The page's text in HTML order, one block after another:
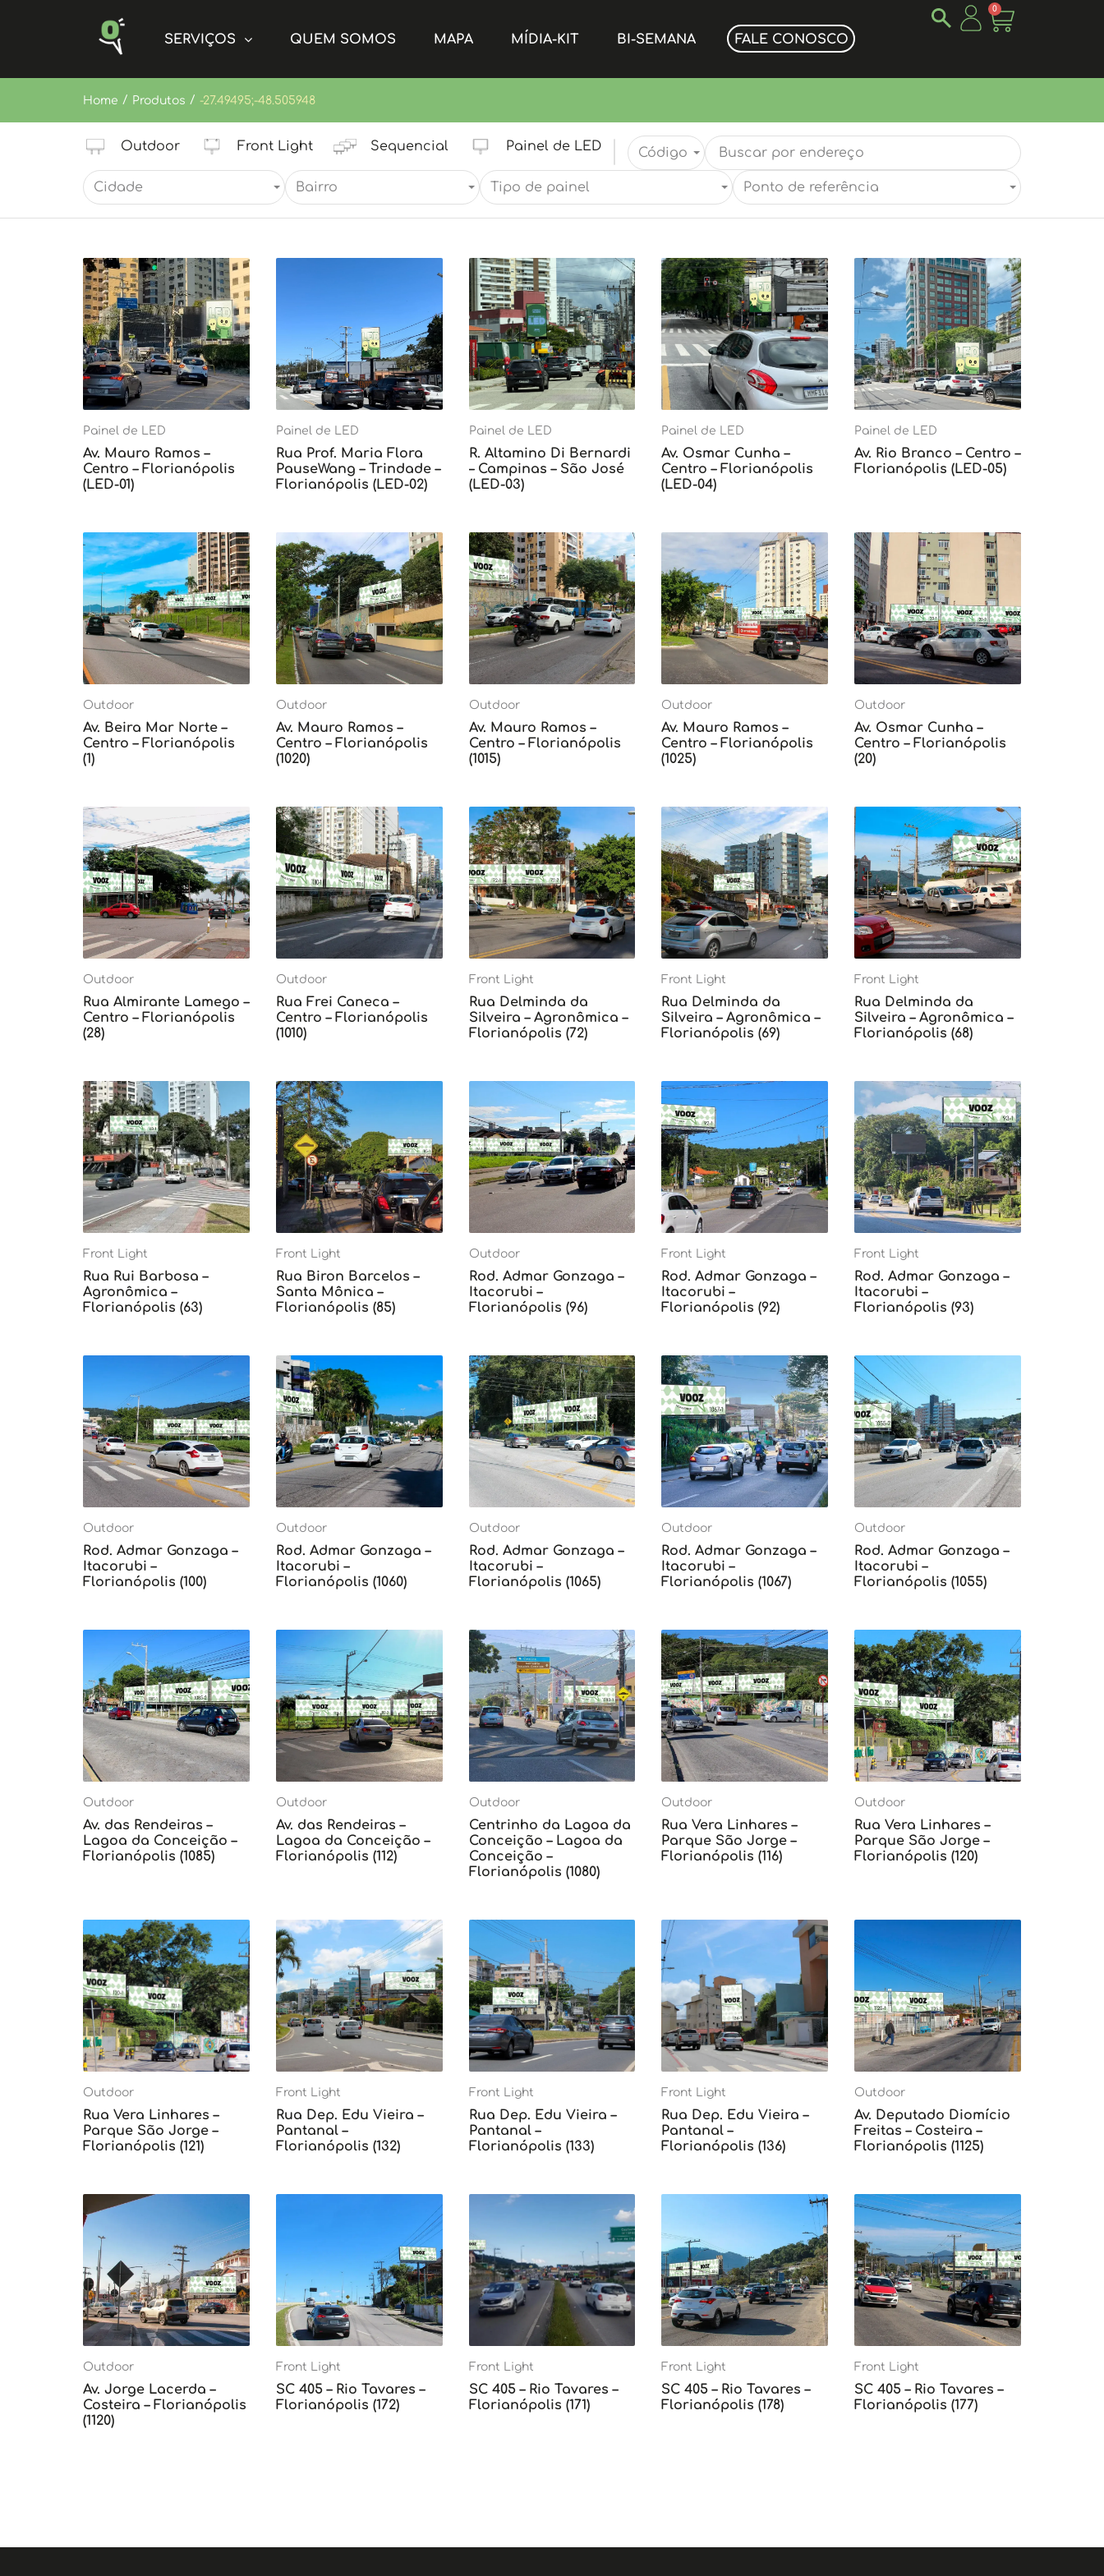
SERVIÇOS QUEM SOMOS MAPA MÍDIA-KIT BI-SEMANA FALE CONOSCO
0
Home / Produtos / -27.49495;-48.505948
Outdoor Front Light Sequencial Painel de LED Código
Cidade Bairro Tipo de painel Ponto de referência
Painel de LED
Av. Mauro Ramos –
Centro – Florianópolis
(LED-01)
Painel de LED
Rua Prof. Maria Flora
PauseWang – Trindade –
Florianópolis (LED-02)
Painel de LED
R. Altamino Di Bernardi
– Campinas – São José
(LED-03)
Painel de LED
Av. Osmar Cunha –
Centro – Florianópolis
(LED-04)
Painel de LED
Av. Rio Branco – Centro –
Florianópolis (LED-05)
Outdoor
Av. Beira Mar Norte –
Centro – Florianópolis
(1)
Outdoor
Av. Mauro Ramos –
Centro – Florianópolis
(1020)
Outdoor
Av. Mauro Ramos –
Centro – Florianópolis
(1015)
Outdoor
Av. Mauro Ramos –
Centro – Florianópolis
(1025)
Outdoor
Av. Osmar Cunha –
Centro – Florianópolis
(20)
Outdoor
Rua Almirante Lamego –
Centro – Florianópolis
(28)
Outdoor
Rua Frei Caneca –
Centro – Florianópolis
(1010)
Front Light
Rua Delminda da
Silveira – Agronômica –
Florianópolis (72)
Front Light
Rua Delminda da
Silveira – Agronômica –
Florianópolis (69)
Front Light
Rua Delminda da
Silveira – Agronômica –
Florianópolis (68)
Front Light
Rua Rui Barbosa –
Agronômica –
Florianópolis (63)
Front Light
Rua Biron Barcelos –
Santa Mônica –
Florianópolis (85)
Outdoor
Rod. Admar Gonzaga –
Itacorubi –
Florianópolis (96)
Front Light
Rod. Admar Gonzaga –
Itacorubi –
Florianópolis (92)
Front Light
Rod. Admar Gonzaga –
Itacorubi –
Florianópolis (93)
Outdoor
Rod. Admar Gonzaga –
Itacorubi –
Florianópolis (100)
Outdoor
Rod. Admar Gonzaga –
Itacorubi –
Florianópolis (1060)
Outdoor
Rod. Admar Gonzaga –
Itacorubi –
Florianópolis (1065)
Outdoor
Rod. Admar Gonzaga –
Itacorubi –
Florianópolis (1067)
Outdoor
Rod. Admar Gonzaga –
Itacorubi –
Florianópolis (1055)
Outdoor
Av. das Rendeiras –
Lagoa da Conceição –
Florianópolis (1085)
Outdoor
Av. das Rendeiras –
Lagoa da Conceição –
Florianópolis (112)
Outdoor
Centrinho da Lagoa da
Conceição – Lagoa da
Conceição –
Florianópolis (1080)
Outdoor
Rua Vera Linhares –
Parque São Jorge –
Florianópolis (116)
Outdoor
Rua Vera Linhares –
Parque São Jorge –
Florianópolis (120)
Outdoor
Rua Vera Linhares –
Parque São Jorge –
Florianópolis (121)
Front Light
Rua Dep. Edu Vieira –
Pantanal –
Florianópolis (132)
Front Light
Rua Dep. Edu Vieira –
Pantanal –
Florianópolis (133)
Front Light
Rua Dep. Edu Vieira –
Pantanal –
Florianópolis (136)
Outdoor
Av. Deputado Diomício
Freitas – Costeira –
Florianópolis (1125)
Outdoor
Av. Jorge Lacerda –
Costeira – Florianópolis
(1120)
Front Light
SC 405 – Rio Tavares –
Florianópolis (172)
Front Light
SC 405 – Rio Tavares –
Florianópolis (171)
Front Light
SC 405 – Rio Tavares –
Florianópolis (178)
Front Light
SC 405 – Rio Tavares –
Florianópolis (177)